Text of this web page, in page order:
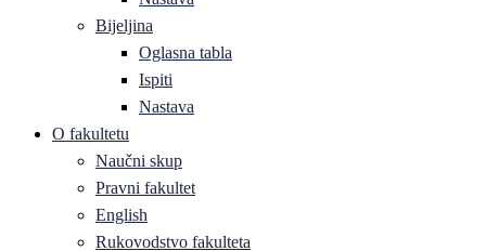
Bijeljina
Oglasna tabla
Ispiti
Nastava
O fakultetu
Naučni skup
Pravni fakultet
English
Rukovodstvo fakulteta